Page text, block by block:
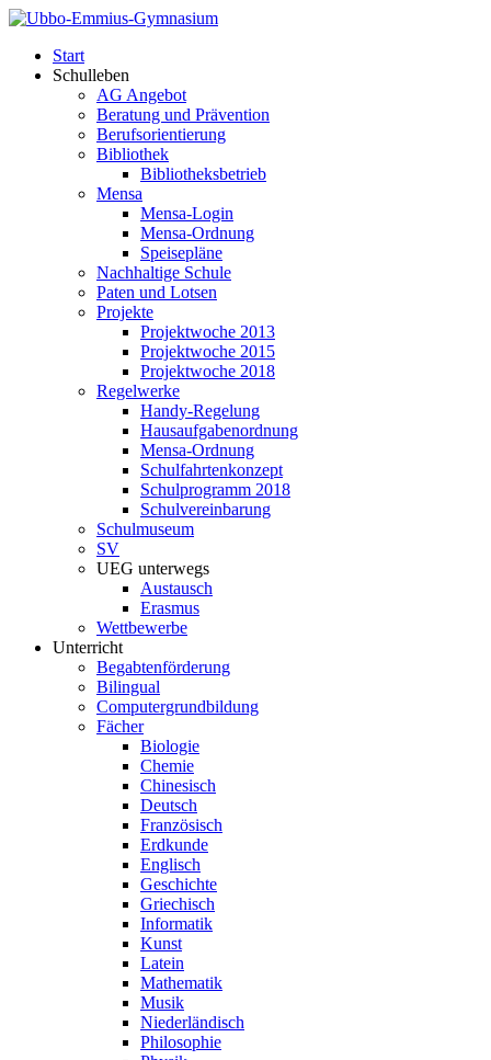
Start
Schulleben
AG Angebot
Beratung und Prävention
Berufsorientierung
Bibliothek
Bibliotheksbetrieb
Mensa
Mensa-Login
Mensa-Ordnung
Speisepläne
Nachhaltige Schule
Paten und Lotsen
Projekte
Projektwoche 2013
Projektwoche 2015
Projektwoche 2018
Regelwerke
Handy-Regelung
Hausaufgabenordnung
Mensa-Ordnung
Schulfahrtenkonzept
Schulprogramm 2018
Schulvereinbarung
Schulmuseum
SV
UEG unterwegs
Austausch
Erasmus
Wettbewerbe
Unterricht
Begabtenförderung
Bilingual
Computergrundbildung
Fächer
Biologie
Chemie
Chinesisch
Deutsch
Französisch
Erdkunde
Englisch
Geschichte
Griechisch
Informatik
Kunst
Latein
Mathematik
Musik
Niederländisch
Philosophie